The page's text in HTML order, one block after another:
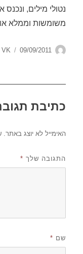
נטולי מילים,
משומשות וממלא
מחבר VK
פורסם 09/09/2011
כתיבת
האימייל לא יוצג באתר.
התגובה שלך *
שם *